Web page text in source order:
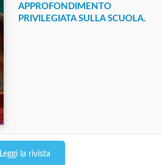
APPROFONDIMENTO
PRIVILEGIATA SULLA SCUOLA.
Leggi la rivista